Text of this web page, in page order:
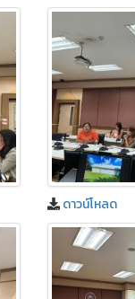
ดาวน์โหลด